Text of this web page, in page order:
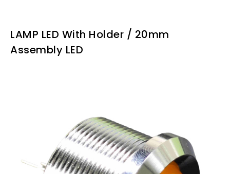
規格表
LAMP LED With Holder / 20mm
Assembly LED